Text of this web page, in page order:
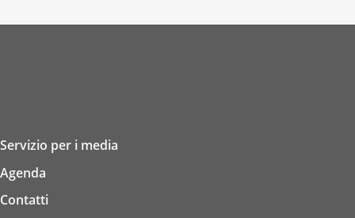
Servizio per i media
Agenda
Contatti